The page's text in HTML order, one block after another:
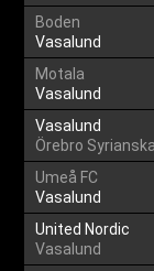
Boden
Vasalund
Motala
Vasalund
Vasalund
Örebro Syrianska
Umeå FC
Vasalund
United Nordic
Vasalund